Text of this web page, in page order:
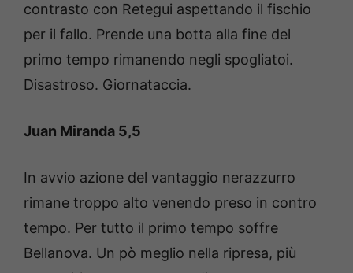
contrasto con Retegui aspettando il fischio
per il fallo. Prende una botta alla fine del
primo tempo rimanendo negli spogliatoi.
Disastroso. Giornataccia.
Juan Miranda 5,5
In avvio azione del vantaggio nerazzurro
rimane troppo alto venendo preso in contro
tempo. Per tutto il primo tempo soffre
Bellanova. Un pò meglio nella ripresa, più